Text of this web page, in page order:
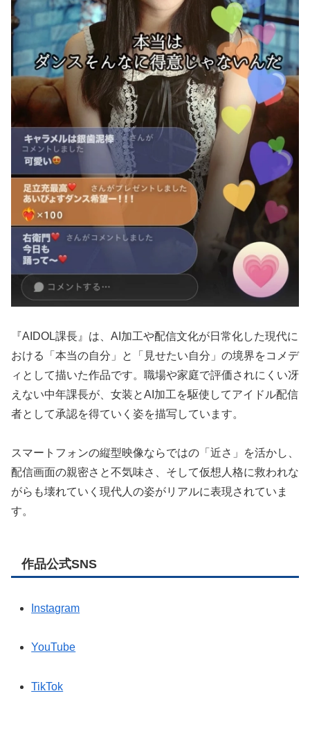
『AIDOL課長』は、AI加工や配信文化が日常化した現代に
おける「本当の自分」と「見せたい自分」の境界をコメデ
ィとして描いた作品です。職場や家庭で評価されにくい冴
えない中年課長が、女装とAI加工を駆使してアイドル配信
者として承認を得ていく姿を描写しています。
スマートフォンの縦型映像ならではの「近さ」を活かし、
配信画面の親密さと不気味さ、そして仮想人格に救われな
がらも壊れていく現代人の姿がリアルに表現されていま
す。
作品公式SNS
Instagram
YouTube
TikTok